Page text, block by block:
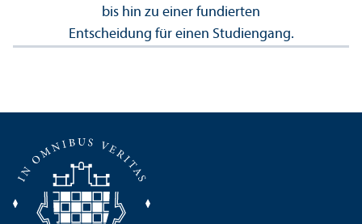
bis hin zu einer fundierten
Entscheidung für einen Studien­gang.